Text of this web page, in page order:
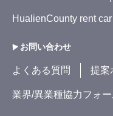
HualienCounty rent car
お問い合わせ
よくある質問 提案
業界/異業種協力フォー